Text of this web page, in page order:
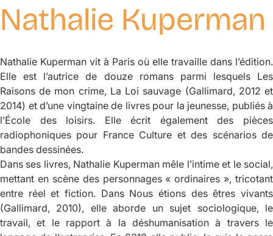
Nathalie Kuperman
Nathalie Kuperman vit à Paris où elle travaille dans l’édition.
Elle est l’autrice de douze romans parmi lesquels Les
Raisons de mon crime, La Loi sauvage (Gallimard, 2012 et
2014) et d’une vingtaine de livres pour la jeunesse, publiés à
l’École des loisirs. Elle écrit également des pièces
radiophoniques pour France Culture et des scénarios de
bandes dessinées.
Dans ses livres, Nathalie Kuperman mêle l’intime et le social,
mettant en scène des personnages « ordinaires », tricotant
entre réel et fiction. Dans Nous étions des êtres vivants
(Gallimard, 2010), elle aborde un sujet sociologique, le
travail, et le rapport à la déshumanisation à travers le